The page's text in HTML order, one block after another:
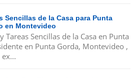
Sencillas de la Casa para Punta
en Montevideo
Sencillas de la Casa en Punta
en Punta Gorda, Montevideo ,